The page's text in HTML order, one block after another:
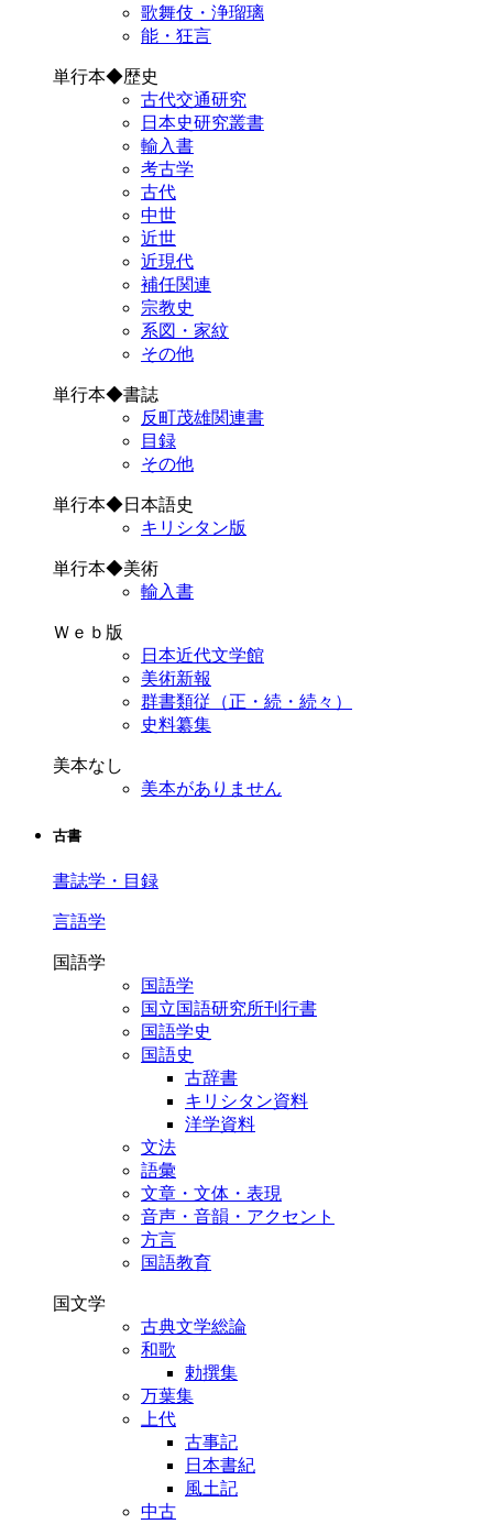
歌舞伎・浄瑠璃
能・狂言
単行本◆歴史
古代交通研究
日本史研究叢書
輸入書
考古学
古代
中世
近世
近現代
補任関連
宗教史
系図・家紋
その他
単行本◆書誌
反町茂雄関連書
目録
その他
単行本◆日本語史
キリシタン版
単行本◆美術
輸入書
Ｗｅｂ版
日本近代文学館
美術新報
群書類従（正・続・続々）
史料纂集
美本なし
美本がありません
古書
書誌学・目録
言語学
国語学
国語学
国立国語研究所刊行書
国語学史
国語史
古辞書
キリシタン資料
洋学資料
文法
語彙
文章・文体・表現
音声・音韻・アクセント
方言
国語教育
国文学
古典文学総論
和歌
勅撰集
万葉集
上代
古事記
日本書紀
風土記
中古